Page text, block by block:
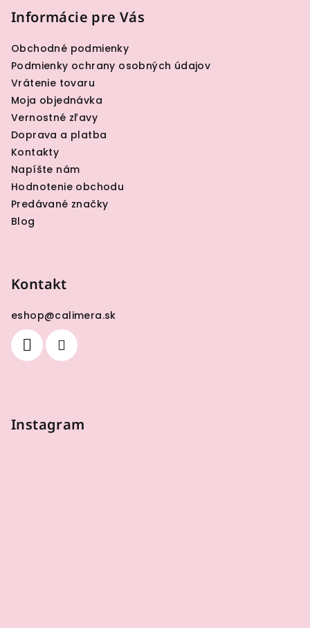
Informácie pre Vás
Obchodné podmienky
Podmienky ochrany osobných údajov
Vrátenie tovaru
Moja objednávka
Vernostné zľavy
Doprava a platba
Kontakty
Napíšte nám
Hodnotenie obchodu
Predávané značky
Blog
Kontakt
eshop@calimera.sk
Instagram